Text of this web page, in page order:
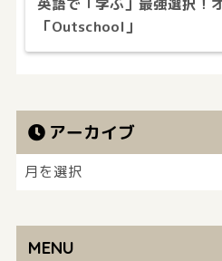
「Outschool」
アーカイブ
MENU